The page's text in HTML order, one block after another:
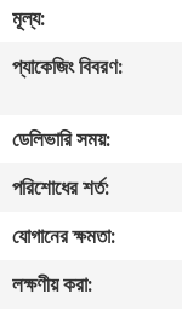
ভ্রমণ
নিয়ন্ত্রণ
যোগাযোগ
করুন
মূল্য:
প্যাকেজিং বিবরণ:
ডেলিভারি সময়:
পরিশোধের শর্ত:
যোগানের ক্ষমতা:
লক্ষণীয় করা: